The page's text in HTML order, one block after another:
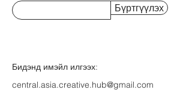
Бүртгүүлэх
Бидэнд имэйл илгээх:
central.asia.creative.hub@gmail.com